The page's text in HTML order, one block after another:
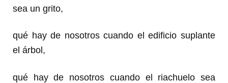
sea un grito,
qué hay de nosotros cuando el edificio suplante
el árbol,
qué hay de nosotros cuando el riachuelo sea